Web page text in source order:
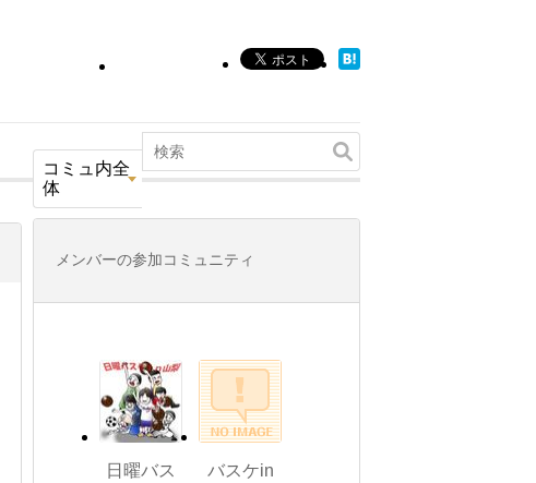
コミュ内全
体
メンバーの参加コミュニティ
日曜バス
バスケin